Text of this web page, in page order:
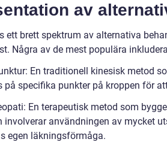
av
ett brett spektrum av alternativa
Några av de mest populära
En traditionell kinesisk metod
på specifika punkter på kroppen för
En terapeutisk metod som
involverar användningen av mycket
egen läkningsförmåga.